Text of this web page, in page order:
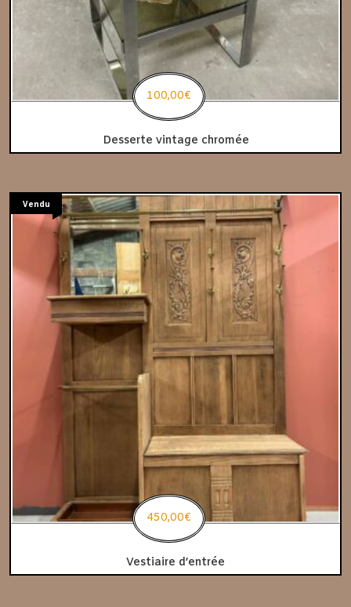
Desserte vintage chromée
100,00€
Vendu
Vestiaire d’entrée
450,00€